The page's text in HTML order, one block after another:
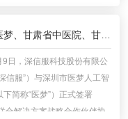
月27日（星期一）前登录公
深信服携手医梦、甘肃省中医院、甘肃省张志明银龄工作室共建“AI·未来医院”，打通AI规模化关键链路
日，深信服科技股份有限公
信服”）与深圳市医梦人工智
简称“医梦”）正式签署
合解决方案战略合作伙伴协